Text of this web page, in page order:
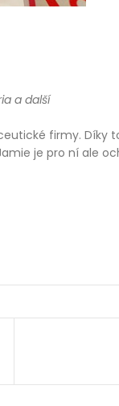
a další
firmy. Díky
je pro ní ale